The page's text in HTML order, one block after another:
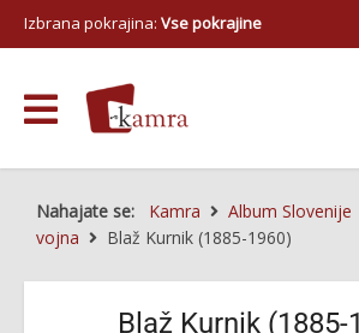
Izbrana pokrajina: Vse pokrajine
Nahajate se: Kamra Album Slovenije
vojna
Blaž Kurnik (1885-1960)
Blaž Kurnik (1885-